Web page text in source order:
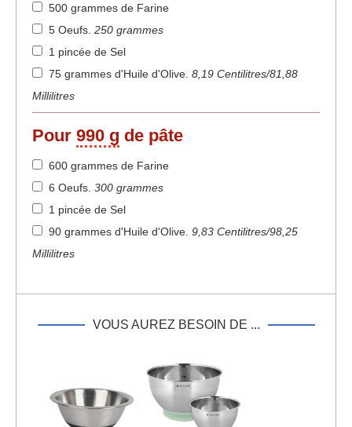
500 grammes de Farine
5 Oeufs 250 grammes
1 pincée de Sel
75 grammes d'Huile d'Olive 8,19 Centilitres/81,88
Millilitres
Pour 990 g de pâte
600 grammes de Farine
6 Oeufs 300 grammes
1 pincée de Sel
90 grammes d'Huile d'Olive 9,83 Centilitres/98,25
Millilitres
VOUS AUREZ BESOIN DE ...